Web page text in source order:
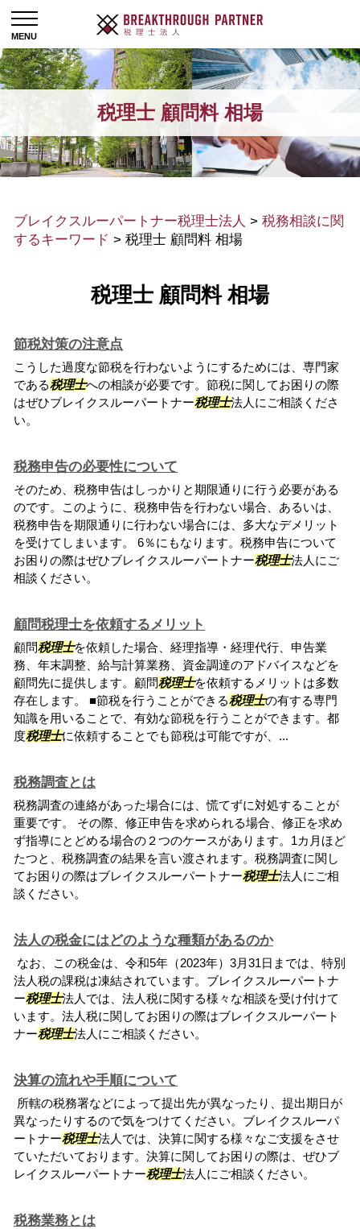
税理士 顧問料 相場
ブレイクスルーパートナー税理士法人 > 税務相談に関
するキーワード > 税理士 顧問料 相場
税理士 顧問料 相場
節税対策の注意点
こうした過度な節税を行わないようにするためには、専門家
である税理士への相談が必要です。節税に関してお困りの際
はぜひブレイクスルーパートナー税理士法人にご相談くださ
い。
税務申告の必要性について
そのため、税務申告はしっかりと期限通りに行う必要がある
のです。このように、税務申告を行わない場合、あるいは、
税務申告を期限通りに行わない場合には、多大なデメリット
を受けてしまいます。 6％にもなります。税務申告について
お困りの際はぜひブレイクスルーパートナー税理士法人にご
相談ください。
顧問税理士を依頼するメリット
顧問税理士を依頼した場合、経理指導・経理代行、申告業
務、年末調整、給与計算業務、資金調達のアドバイスなどを
顧問先に提供します。顧問税理士を依頼するメリットは多数
存在します。 ■節税を行うことができる税理士の有する専門
知識を用いることで、有効な節税を行うことができます。都
度税理士に依頼することでも節税は可能ですが、...
税務調査とは
税務調査の連絡があった場合には、慌てずに対処することが
重要です。 その際、修正申告を求められる場合、修正を求め
ず指導にとどめる場合の２つのケースがあります。1カ月ほど
たつと、税務調査の結果を言い渡されます。税務調査に関し
てお困りの際はブレイクスルーパートナー税理士法人にご相
談ください。
法人の税金にはどのような種類があるのか
なお、この税金は、令和5年（2023年）3月31日までは、特別
法人税の課税は凍結されています。ブレイクスルーパートナ
ー税理士法人では、法人税に関する様々な相談を受け付けて
います。法人税に関してお困りの際はブレイクスルーパート
ナー税理士法人にご相談ください。
決算の流れや手順について
所轄の税務署などによって提出先が異なったり、提出期日が
異なったりするので気をつけてください。ブレイクスルーパ
ートナー税理士法人では、決算に関する様々なご支援をさせ
ていただいております。決算に関してお困りの際は、ぜひブ
レイクスルーパートナー税理士法人にご相談ください。
税務業務とは